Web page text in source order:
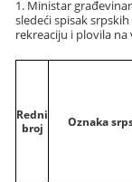
1. Ministar
sledeći spisak
rekreaciju i plovila
Redni
broj
Oznaka